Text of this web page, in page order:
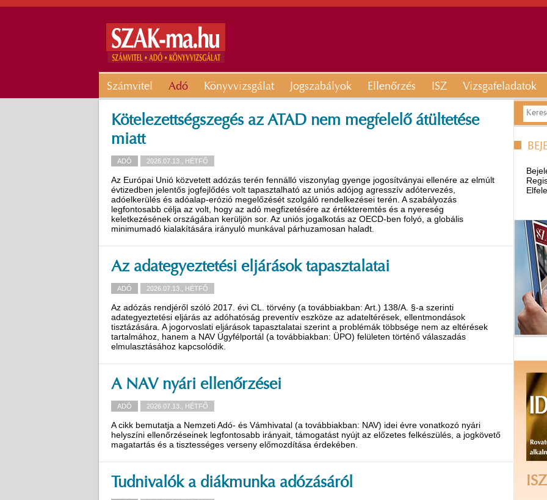
Számvitel Adó Könyvvizsgálat Jogszabályok Ellenőrzés ISZ Vizsgafeladatok
Kötelezettségszegés az ATAD nem megfelelő átültetése
miatt
ADÓ 2026.07.13., HÉTFŐ
Az Európai Unió közvetett adózás terén fennálló viszonylag gyenge jogosítványai ellenére az elmúlt
évtizedben jelentős jogfejlődés volt tapasztalható az uniós adójog agresszív adótervezés,
adóelkerülés és adóalap-erózió megelőzését szolgáló rendelkezései terén. A szabályozás
legfontosabb célja az volt, hogy az adó megfizetésére az értékteremtés és a nyereség
keletkezésének országában kerüljön sor. Az uniós jogalkotás az OECD-ben folyó, a globális
minimumadó kialakítására irányuló munkával párhuzamosan haladt.
Az adategyeztetési eljárások tapasztalatai
ADÓ 2026.07.13., HÉTFŐ
Az adózás rendjéről szóló 2017. évi CL. törvény (a továbbiakban: Art.) 138/A. §-a szerinti
adategyeztetési eljárás az adóhatóság preventív eszköze az adateltérések, ellentmondások
tisztázására. A jogorvoslati eljárások tapasztalatai szerint a problémák többsége nem az eltérések
tartalmához, hanem a NAV Ügyfélportál (a továbbiakban: ÜPO) felületen történő válaszadás
elmulasztásához kapcsolódik.
A NAV nyári ellenőrzései
ADÓ 2026.07.13., HÉTFŐ
A cikk bemutatja a Nemzeti Adó- és Vámhivatal (a továbbiakban: NAV) idei évre vonatkozó nyári
helyszíni ellenőrzéseinek legfontosabb irányait, támogatást nyújt az előzetes felkészülés, a jogkövető
magatartás és a tisztességes verseny előmozdítása érdekében.
Tudnivalók a diákmunka adózásáról